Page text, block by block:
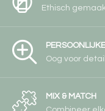
Ethisch
Oog voor detail
MIX & MATCH